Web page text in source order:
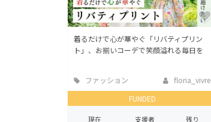
着るだけで心が華やぐ「リバティプリン
ト」、お揃いコーデで笑顔溢れる毎日を
ファッション
floria_vivre
FUNDED
現在 支援者 残り